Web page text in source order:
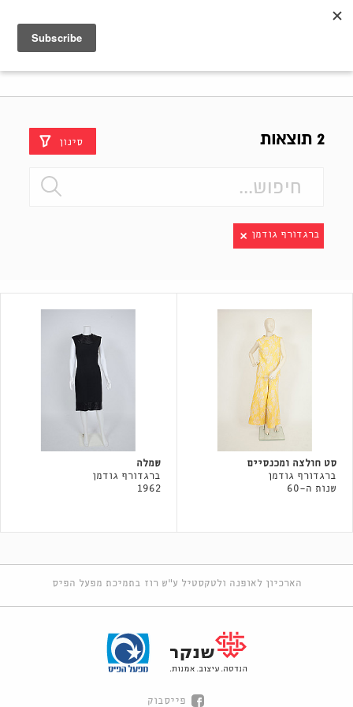
2 תוצאות סינון
ברגדורף גודמן
סט חולצה ומכנסיים
ברגדורף גודמן
שנות ה-60
שמלה
ברגדורף גודמן
1962
הארכיון לאופנה ולטקסטיל ע"ש רוז בתמיכת מפעל הפיס
פייסבוק